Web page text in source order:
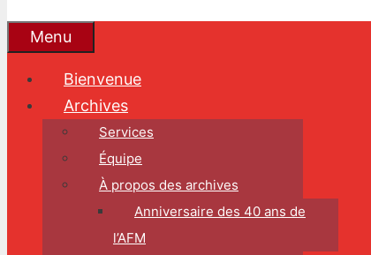
Menu
Bienvenue
Archives
Services
Équipe
À propos des archives
Anniversaire des 40 ans de
l’AFM